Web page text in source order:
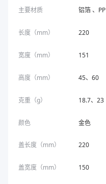
主要材质 铝箔 、PP
长度（mm） 220
宽度（mm） 151
高度（mm） 45、60
克重（g） 18.7、23
颜色 金色
盖长度（mm） 220
盖宽度（mm） 150